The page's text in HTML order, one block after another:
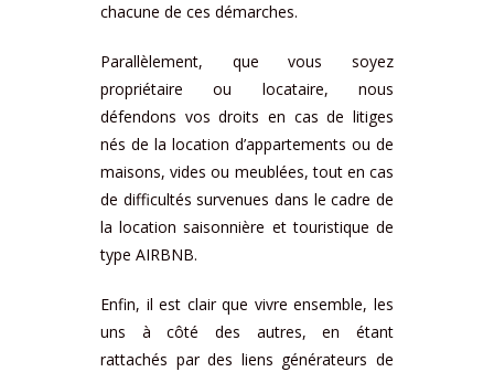
chacune de ces démarches.
Parallèlement, que vous soyez
propriétaire ou locataire, nous
défendons vos droits en cas de litiges
nés de la location d’appartements ou de
maisons, vides ou meublées, tout en cas
de difficultés survenues dans le cadre de
la location saisonnière et touristique de
type AIRBNB.
Enfin, il est clair que vivre ensemble, les
uns à côté des autres, en étant
rattachés par des liens générateurs de